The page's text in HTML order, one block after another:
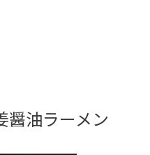
油ラーメン